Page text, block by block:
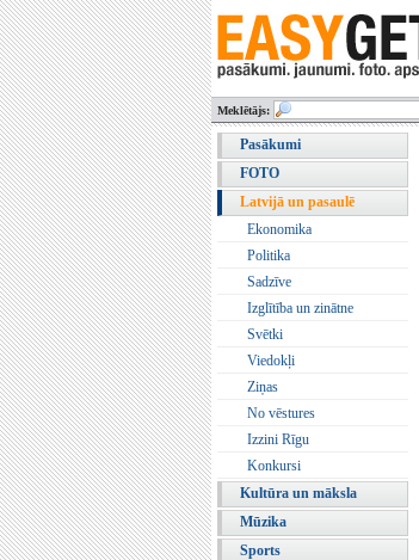
Meklētājs:
Pasākumi
FOTO
Latvijā un pasaulē
Ekonomika
Politika
Sadzīve
Izglītība un zinātne
Svētki
Viedokļi
Ziņas
No vēstures
Izzini Rīgu
Konkursi
Kultūra un māksla
Mūzika
Sports